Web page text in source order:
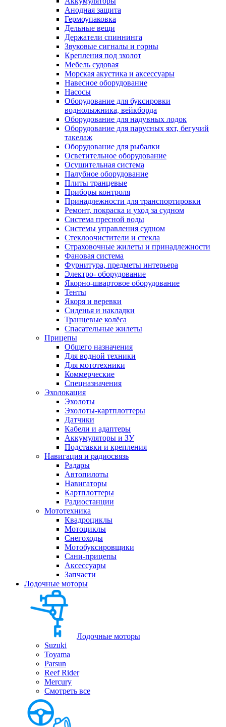
Анодная защита
Гермоупаковка
Дельные вещи
Держатели спиннинга
Звуковые сигналы и горны
Крепления под эхолот
Мебель судовая
Морская акустика и аксессуары
Навесное оборудование
Насосы
Оборудование для буксировки
воднолыжника, вейкборда
Оборудование для надувных лодок
Оборудование для парусных яхт, бегучий
такелаж
Оборудование для рыбалки
Осветительное оборудование
Осушительная система
Палубное оборудование
Плиты транцевые
Приборы контроля
Принадлежности для транспортировки
Ремонт, покраска и уход за судном
Система пресной воды
Системы управления судном
Стеклоочистители и стекла
Страховочные жилеты и принадлежности
Фановая система
Фурнитура, предметы интерьера
Электро- оборудование
Якорно-швартовое оборудование
Тенты
Якоря и веревки
Сиденья и накладки
Транцевые колёса
Спасательные жилеты
Прицепы
Общего назначения
Для водной техники
Для мототехники
Коммерческие
Спецназначения
Эхолокация
Эхолоты
Эхолоты-картплоттеры
Датчики
Кабели и адаптеры
Аккумуляторы и ЗУ
Подставки и крепления
Навигация и радиосвязь
Радары
Автопилоты
Навигаторы
Картплоттеры
Радиостанции
Мототехника
Квадроциклы
Мотоциклы
Снегоходы
Мотобуксировщики
Сани-прицепы
Аксессуары
Запчасти
Лодочные моторы
Лодочные моторы
Suzuki
Toyama
Parsun
Reef Rider
Mercury
Смотреть все